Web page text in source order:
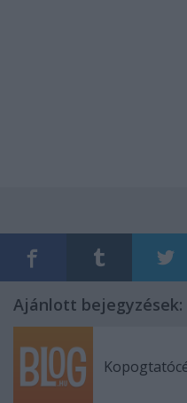
Ajánlott bejegyzések: